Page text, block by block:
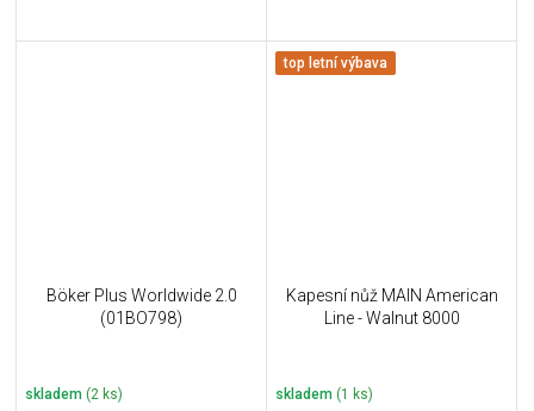
Böker Plus Worldwide 2.0
(01BO798)
skladem (2 ks)
top letní výbava
Kapesní nůž MAIN American
Line - Walnut 8000
skladem (1 ks)